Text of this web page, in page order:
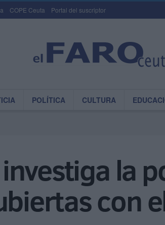
COPE Ceuta Portal del suscriptor
POLÍTICA CULTURA
la
con